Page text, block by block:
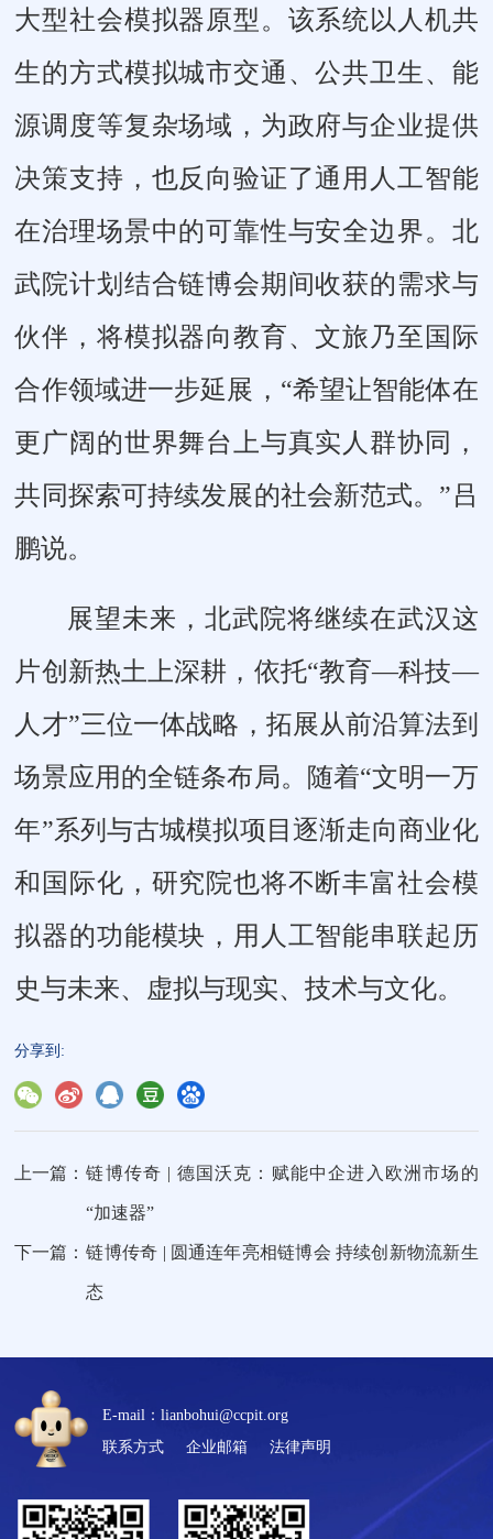
大型社会模拟器原型。该系统以人机共
生的方式模拟城市交通、公共卫生、能
源调度等复杂场域，为政府与企业提供
决策支持，也反向验证了通用人工智能
在治理场景中的可靠性与安全边界。北
武院计划结合链博会期间收获的需求与
伙伴，将模拟器向教育、文旅乃至国际
合作领域进一步延展，“希望让智能体在
更广阔的世界舞台上与真实人群协同，
共同探索可持续发展的社会新范式。”吕
鹏说。
展望未来，北武院将继续在武汉这
片创新热土上深耕，依托“教育—科技—
人才”三位一体战略，拓展从前沿算法到
场景应用的全链条布局。随着“文明一万
年”系列与古城模拟项目逐渐走向商业化
和国际化，研究院也将不断丰富社会模
拟器的功能模块，用人工智能串联起历
史与未来、虚拟与现实、技术与文化。
分享到:
上一篇： 链博传奇 | 德国沃克：赋能中企进入欧洲市场的
“加速器”
下一篇： 链博传奇 | 圆通连年亮相链博会 持续创新物流新生
态
E-mail：lianbohui@ccpit.org
联系方式
企业邮箱 法律声明